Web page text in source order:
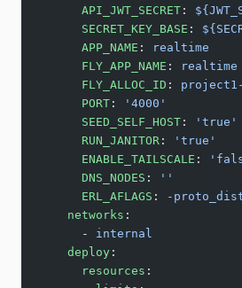
      API_JWT_SECRET
:
      SECRET_KEY_BASE
:
      APP_NAME
:
realtime
      FLY_APP_NAME
:
realtime
      FLY_ALLOC_ID
:
      PORT
:
'4000'
      SEED_SELF_HOST
:
'true'
      RUN_JANITOR
:
'true'
      ENABLE_TAILSCALE
:
      DNS_NODES
:
''
      ERL_AFLAGS
:
-
    networks
:
      -
internal
    deploy
:
      resources
: